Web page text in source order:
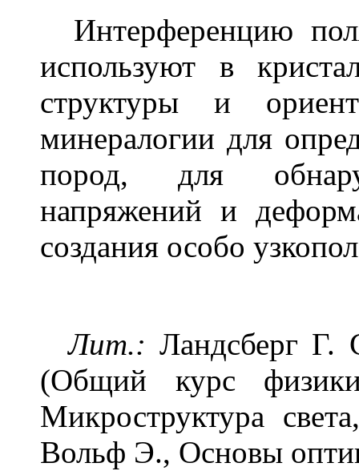
Интерференцию
используют в
структуры и
минералогии для
пород, для
напряжений и
создания особо
Лит.: Ландсберг
(Общий курс
Микроструктура
Вольф Э., Основы